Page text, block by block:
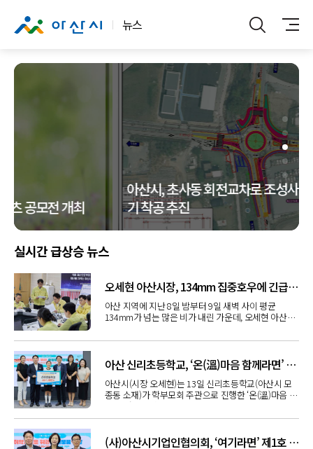
뉴스
아산시, 초사동 회전교차로 조성사업 속도… 조
기 착공 추진
실시간 급상승 뉴스
오세현 아산시장, 134mm 집중호우에 긴급재난대책회의 소집
아산 지역에 지난 8일 밤부터 9일 새벽 사이 평균
134mm가 넘는 많은 비가 내린 가운데, 오세현 아산시
전 확보와 인명피해 방지를 위한 총력 대응을 지시했다.
20분 호우주의보가 발표된 데 이어, 오전 7시 40분을
기해 호우경보로 격상됐다. 8일부터 9일까지 이틀간 누
적 강우량은 9일 오전 9시 30분 기준 평균 134.8㎜를
기록했으며, 영인면이 161mm로 가장 많았다. 인근 음
다. 이에 따라 시는 8일 밤 10시부터 재난안전대책본부
비상근무를 실시하며 상황을 예의주시하고 있다.이번
아산 신리초등학교, ‘온(溫)마음 함께라면’ 기부행사로 라면 1,442개 후원
아산시(시장 오세현)는 13일 신리초등학교(아산시 모
종동 소재)가 학부모회 주관으로 진행한 ‘온(溫)마음 함
께라면’ 기부행사를 통해 모은 라면을 지역 내 취약계층
에 후원했다고 밝혔다.이번 행사는 학생들이 나눔과 이
자연스럽게 배울 수 있는 기회를 제공하고자 신리초등(사)아산시기업인협의회, ‘여기라면’ 제1호 후원으로 따뜻한 나눔 실천